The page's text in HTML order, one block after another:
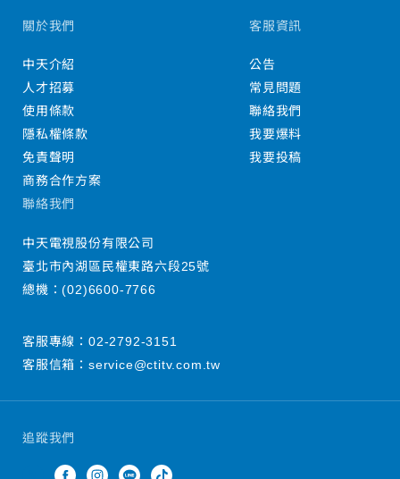
追蹤我們
關於我們
中天介紹
人才招募
使用條款
隱私權條款
免責聲明
商務合作方案
客服資訊
公告
常見問題
聯絡我們
我要爆料
我要投稿
聯絡我們
中天電視股份有限公司
臺北市內湖區民權東路六段25號
總機：(02)6600-7766
客服專線： 02-2792-3151
客服信箱： service@ctitv.com.tw